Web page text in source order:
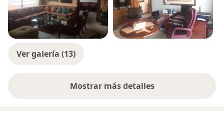
Ver galería (13)
Mostrar más detalles
sobre la experiencia